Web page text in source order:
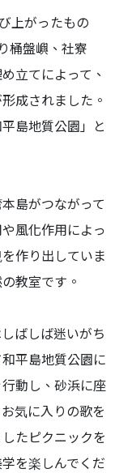
上がったもの
桶盤嶼、社寮
立てによって、
成されました。
島地質公園」と
島がつながって
風化作用によっ
作り出していま
教室です。
ばしば迷いがち
平島地質公園に
動し、砂浜に座
気に入りの歌を
たピクニックを
を楽しんでくだ